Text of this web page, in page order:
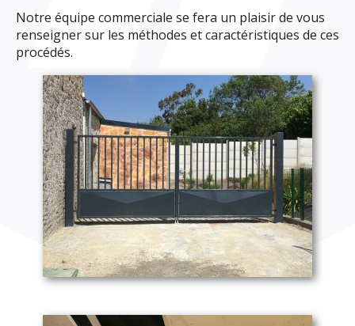
Notre équipe commerciale se fera un plaisir de vous
renseigner sur les méthodes et caractéristiques de ces
procédés.